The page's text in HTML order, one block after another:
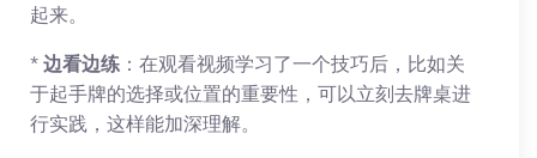
起来。
* 边看边练 ：在观看视频学习了一个技巧后，比如关
于起手牌的选择或位置的重要性，可以立刻去牌桌进
行实践，这样能加深理解。